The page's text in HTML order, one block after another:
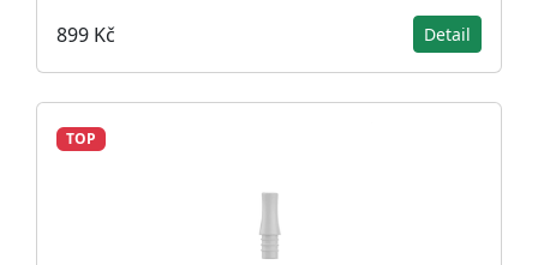
899 Kč Detail
TOP